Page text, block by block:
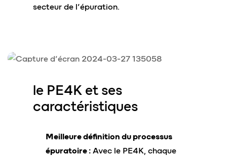
secteur de l’épuration.
le PE4K et ses
caractéristiques
Meilleure définition du processus
épuratoire : Avec le PE4K, chaque